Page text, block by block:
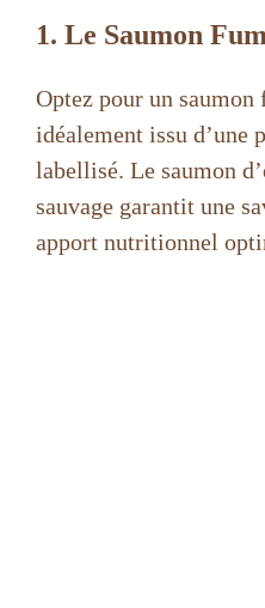
1. Le Saumon
Optez pour un saumon
idéalement issu d’une
labellisé. Le saumon
sauvage garantit une
apport nutritionnel